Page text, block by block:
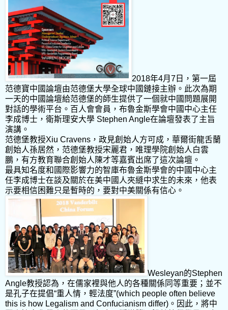
2018年4月7日，第一屆
范德寶中國論壇由范德堡大學全球中國鏈接主辦。此次為期
一天的中國論壇給范德堡的師生提供了一個就中國問題展開
對話的學術平台。百人會會員，布魯金斯學會中國中心主任
李成博士，衛斯理安大學 Stephen Angle在論壇發表了主旨
演講。
范德堡教授Xiu Cravens，政見創始人方可成，華爾街龍舌蘭
創始人孫居然，范德堡教授宋麗君，唯理學院創始人白雲
鵬，有方教育聯合創始人陳才等嘉賓出席了這次論壇。
最具知名度和國際影響力的智庫布魯金斯學會的中國中心主
任李成博士在談及關於在美中國人夾縫中求生的未來，他表
示要相信困難只是暫時的，要對中美關係有信心。
Wesleyan的Stephen
Angle教授認為，在儒家裡與他人的各種關係同等重要；並不
是孔子在提倡“重人情，輕法度”(which people often believe
this is how Legalism and Confucianism differ)。因此，將中